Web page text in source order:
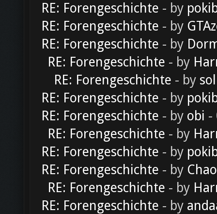
RE: Forengeschichte - by
RE: Forengeschichte - by
RE: Forengeschichte - by
RE: Forengeschichte - by
RE: Forengeschichte - by
RE: Forengeschichte - by
RE: Forengeschichte - by obi -
RE: Forengeschichte - by
RE: Forengeschichte - by
RE: Forengeschichte - by
RE: Forengeschichte - by
RE: Forengeschichte - by